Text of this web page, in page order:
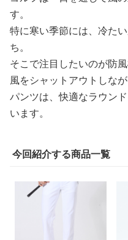
す。
特に寒い季節には、冷た
ち。
そこで注目したいのが防
風をシャットアウトしな
パンツは、快適なラウン
います。
今回紹介する商品一覧